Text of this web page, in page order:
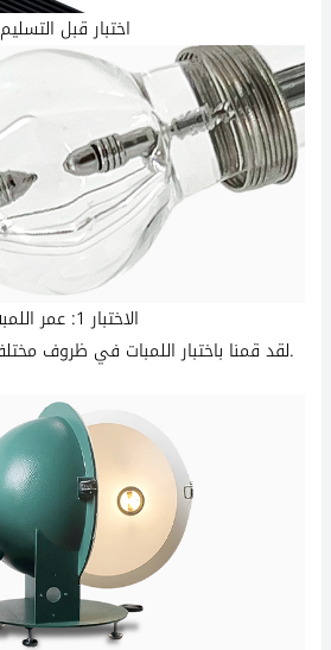
اختبار قبل التسليم
الاختبار 1: عمر اللمبة
لقد قمنا باختبار اللمبات في ظروف مختلفة وكذلك بيئات مختلفة.